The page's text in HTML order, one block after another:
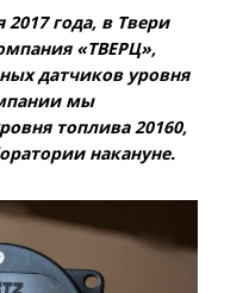
2017 года, в Твери
«ТВЕРЦ»,
датчиков уровня
мы
топлива 20160,
накануне.